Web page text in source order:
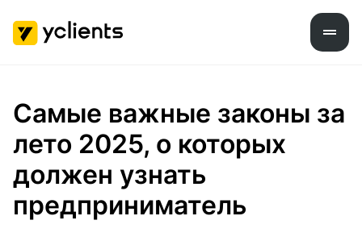
Самые важные законы за
лето 2025, о которых
должен узнать
предприниматель